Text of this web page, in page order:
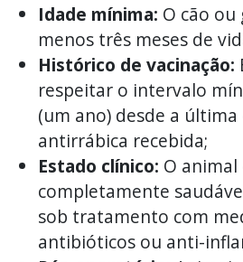
Idade mínima: O cão
menos três meses de
Histórico de vacinação:
respeitar o intervalo
(um ano) desde a última
antirrábica recebida;
Estado clínico: O
completamente
sob tratamento com
antibióticos ou anti-